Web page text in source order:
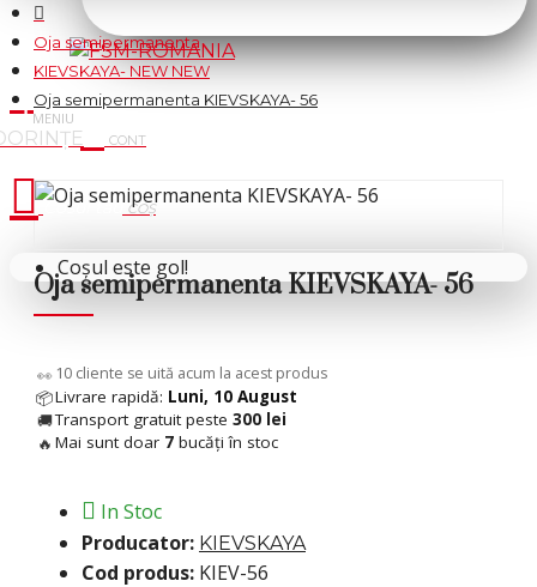
Cosul tau
Coșul este gol!
Oja semipermanenta
KIEVSKAYA- NEW NEW
Oja semipermanenta KIEVSKAYA- 56
Oja semipermanenta KIEVSKAYA- 56
👀 5cliente se uită acum la acest produs
📦Livrare rapidă: Luni, 10 August
🚚Transport gratuit peste 300 lei
🔥 Mai sunt doar 7 bucăți în stoc
In Stoc
Producator: KIEVSKAYA
Cod produs: KIEV-56